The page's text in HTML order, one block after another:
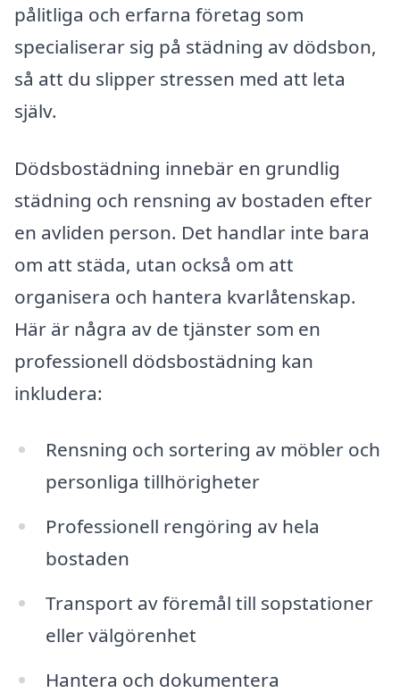
pålitliga och erfarna företag som
specialiserar sig på städning av dödsbon,
så att du slipper stressen med att leta
själv.
Dödsbostädning innebär en grundlig
städning och rensning av bostaden efter
en avliden person. Det handlar inte bara
om att städa, utan också om att
organisera och hantera kvarlåtenskap.
Här är några av de tjänster som en
professionell dödsbostädning kan
inkludera:
Rensning och sortering av möbler och
personliga tillhörigheter
Professionell rengöring av hela
bostaden
Transport av föremål till sopstationer
eller välgörenhet
Hantera och dokumentera